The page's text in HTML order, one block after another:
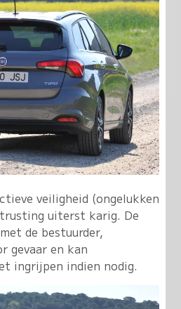
veiligheid (ongelukken
uiterst karig. De
de bestuurder,
gevaar en kan
ingrijpen indien nodig.